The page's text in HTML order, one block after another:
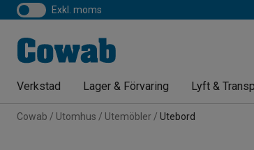
exkl. moms
Verkstad Lager & Förvaring Lyft &
Cowab Utomhus Utemöbler Utebord